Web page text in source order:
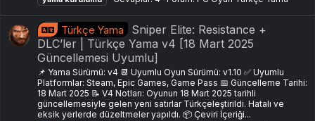
Türkçe Yama
Sniper Elite: Resistance +
DLC’ler | Türkçe Yama v4 [18 Mart 2025
Güncellemesi Uyumlu]
📌 Yama Sürümü: v4 📆 Uyumlu Oyun Sürümü: v1.10 ✅ Uyumlu
Platformlar: Steam, Epic Games, Game Pass 📅 Güncelleme Tarihi:
18 Mart 2025 📝 V4 Notları: Oyunun 18 Mart 2025 tarihli
güncellemesiyle gelen yeni satırlar Türkçeleştirildi. Hatalı ve
eksik yerlerde düzeltmeler yapıldı. 📦 Çeviri İçeriği...